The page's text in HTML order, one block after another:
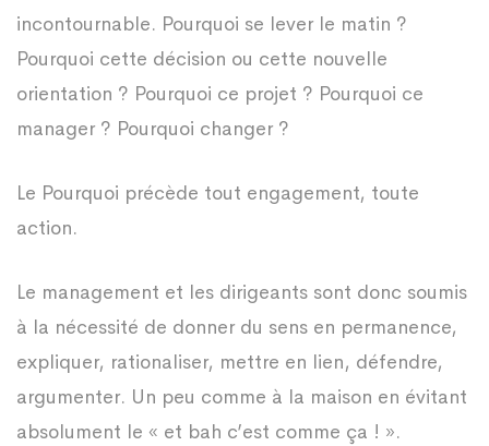
incontournable. Pourquoi se lever le matin ?
Pourquoi cette décision ou cette nouvelle
orientation ? Pourquoi ce projet ? Pourquoi ce
manager ? Pourquoi changer ?
Le Pourquoi précède tout engagement, toute
action.
Le management et les dirigeants sont donc soumis
à la nécessité de donner du sens en permanence,
expliquer, rationaliser, mettre en lien, défendre,
argumenter. Un peu comme à la maison en évitant
absolument le « et bah c’est comme ça ! ».